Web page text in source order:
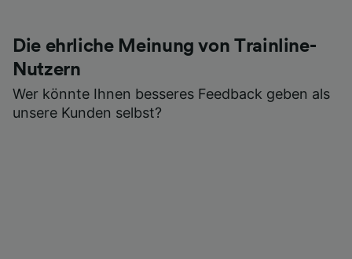
Die ehrliche Meinung von Trainline-
Nutzern
Wer könnte Ihnen besseres Feedback geben als
unsere Kunden selbst?